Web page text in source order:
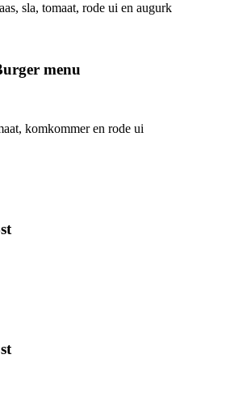
sla, tomaat, rode ui en augurk
menu
komkommer en rode ui